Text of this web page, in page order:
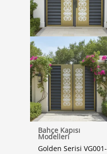
Bahçe Kapısı
Modelleri
Golden Serisi VG001-